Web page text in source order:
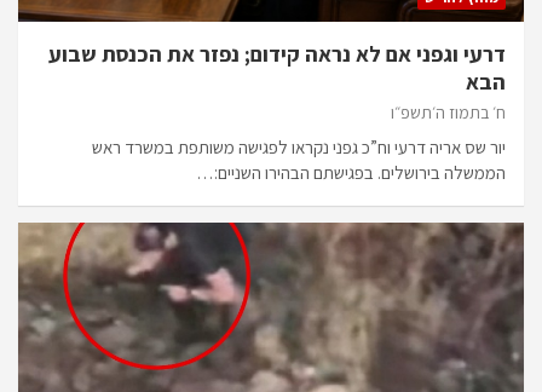
דרעי וגפני אם לא נראה קידום; נפזר את הכנסת שבוע
הבא
ח׳ בתמוז ה׳תשפ״ו
יור שס אריה דרעי וח”כ גפני נקראו לפגישה משותפת במשרד ראש
הממשלה בירושלים. בפגישתם הבהירו השניים:…